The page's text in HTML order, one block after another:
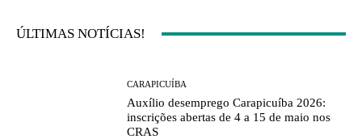
ÚLTIMAS NOTÍCIAS!
CARAPICUÍBA
Auxílio desemprego Carapicuíba 2026:
inscrições abertas de 4 a 15 de maio nos
CRAS